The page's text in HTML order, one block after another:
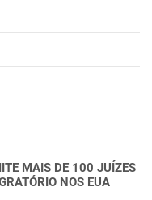
MAIS DE 100 JUÍZES
NOS EUA